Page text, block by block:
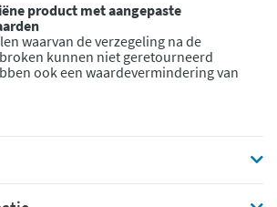
product met aangepaste
waarvan de verzegeling na de
kunnen niet geretourneerd
ook een waardevermindering van